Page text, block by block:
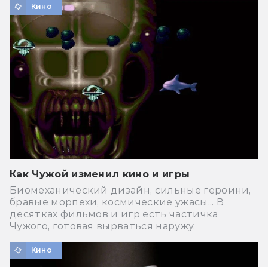
Кино
Как Чужой изменил кино и игры
Биомеханический дизайн, сильные героини,
бравые морпехи, космические ужасы... В
десятках фильмов и игр есть частичка
Чужого, готовая вырваться наружу.
Кино